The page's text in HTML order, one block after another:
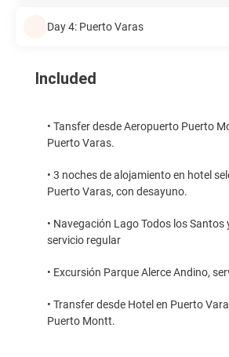
Day 4: Puerto Varas
Included
• Tansfer desde Aeropuerto Puerto
Puerto Varas.
• 3 noches de alojamiento en hotel
Puerto Varas, con desayuno.
• Navegación Lago Todos los Santos
servicio regular
• Excursión Parque Alerce Andino,
• Transfer desde Hotel en Puerto
Puerto Montt.